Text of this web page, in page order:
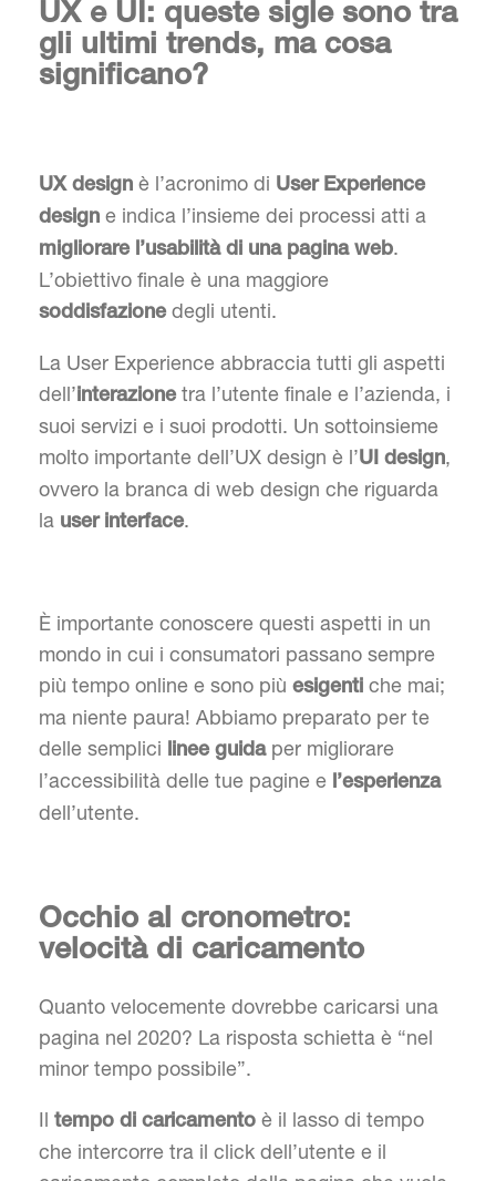
UX e UI: queste sigle sono tra
gli ultimi trends, ma cosa
significano?
UX design è l’acronimo di User Experience
design e indica l’insieme dei processi atti a
migliorare l’usabilità di una pagina web.
L’obiettivo finale è una maggiore
soddisfazionedegli utenti.
La User Experience abbraccia tutti gli aspetti
dell’interazionetra l’utente finale e l’azienda, i
suoi servizi e i suoi prodotti. Un sottoinsieme
molto importante dell’UX design è l’UI design,
ovvero la branca di web design che riguarda
la user interface.
È importante conoscere questi aspetti in un
mondo in cui i consumatori passano sempre
più tempo online e sono più esigenti che mai;
ma niente paura! Abbiamo preparato per te
delle semplici
linee guidaper migliorare
l’accessibilità delle tue pagine e
l’esperienza
dell’utente.
Occhio al cronometro:
velocità di caricamento
Quanto velocemente dovrebbe caricarsi una
pagina nel 2020? La risposta schietta è “nel
minor tempo possibile”.
Il tempo di caricamento è il lasso di tempo
che intercorre tra il click dell’utente e il